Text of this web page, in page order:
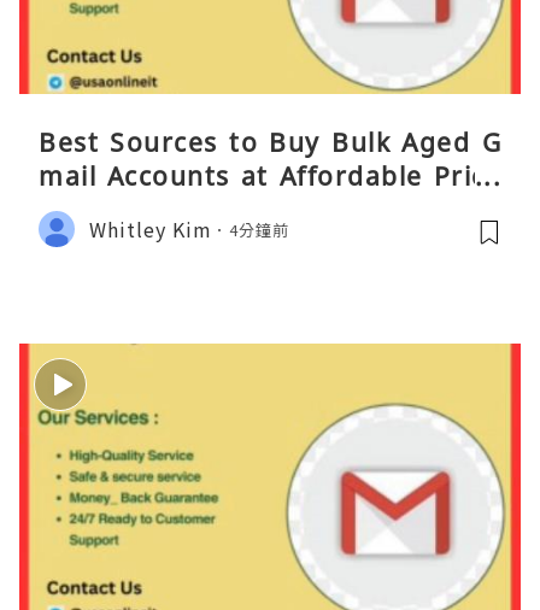
Best Sources to Buy Bulk Aged G
mail Accounts at Affordable Price
s
Whitley Kim 4分鐘前